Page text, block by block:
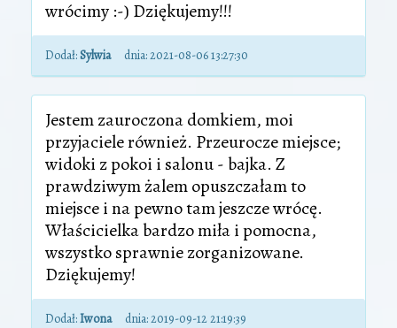
wrócimy :-) Dziękujemy!!!
Dodał:Sylwia dnia:2021-08-06 13:27:30
Jestem zauroczona domkiem, moi
przyjaciele również. Przeurocze miejsce;
widoki z pokoi i salonu - bajka. Z
prawdziwym żalem opuszczałam to
miejsce i na pewno tam jeszcze wrócę.
Właścicielka bardzo miła i pomocna,
wszystko sprawnie zorganizowane.
Dziękujemy!
Dodał:Iwonadnia:2019-09-12 21:19:39